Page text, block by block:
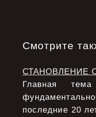
Смотрите
СТАНОВЛЕНИЕ
Главная
последние 20